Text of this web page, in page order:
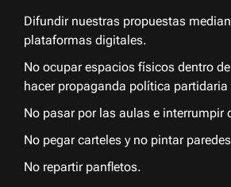
Difundir nuestras propuestas
plataformas digitales.
No ocupar espacios físicos dentro
hacer propaganda política
No pasar por las aulas e interrumpir
No pegar carteles y no pintar
No repartir panfletos.